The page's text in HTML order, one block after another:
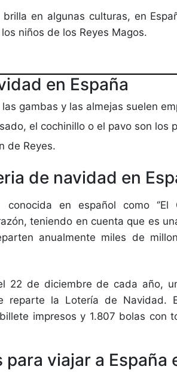
en algunas culturas, en
niños de los Reyes Magos.
en España
gambas y las almejas suelen
el cochinillo o el pavo son los
de Reyes.
de navidad en
en español como ‘’El
teniendo en cuenta que es
anualmente miles de
22 de diciembre de cada año,
reparte la Lotería de Navidad.
impresos y 1.807 bolas con
viajar a España